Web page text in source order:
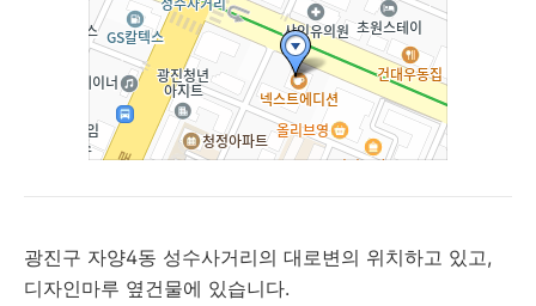
광진구 자양4동 성수사거리의 대로변의 위치하고 있고,
디자인마루 옆건물에 있습니다.